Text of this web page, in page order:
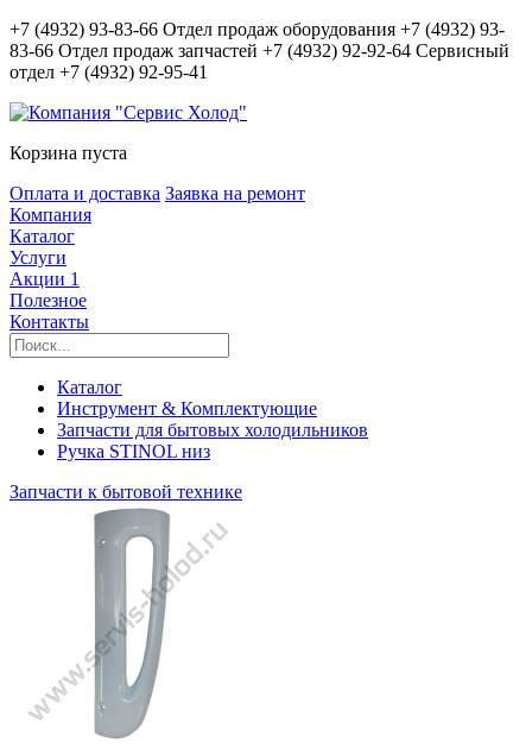
+7 (4932) 93-83-66 Отдел продаж оборудования +7 (4932) 93-
83-66 Отдел продаж запчастей +7 (4932) 92-92-64 Сервисный
отдел +7 (4932) 92-95-41
Корзина пуста
Оплата и доставка Заявка на ремонт
Компания
Каталог
Услуги
Акции 1
Полезное
Контакты
Каталог
Инструмент & Комплектующие
Запчасти для бытовых холодильников
Ручка STINOL низ
Запчасти к бытовой технике